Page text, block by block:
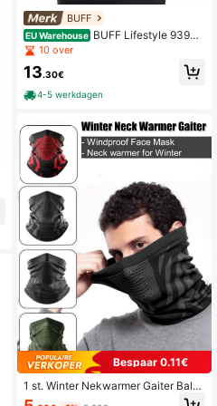
BUFF
EU Warehouse BUFF Lifestyle 93900
Kabelgebreide nekwarmer voor ma
nnen en vrouwen
10 over
13.30€
4-5 werkdagen
Bespaar 0.11€
1 st. Winter Nekwarmer Gaiter Bala
clava Winddicht Gezichtsmasker V